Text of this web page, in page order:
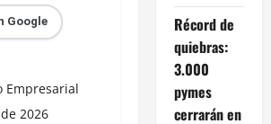
Google
Empresarial
2026
Récord de
quiebras:
3.000
pymes
cerrarán en